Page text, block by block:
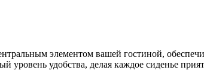
элементом вашей гостиной,
уровень удобства, делая каждое сиденье